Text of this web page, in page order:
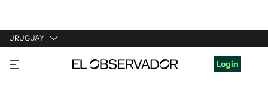
URUGUAY
URUGUAY
ARGENTINA
Login